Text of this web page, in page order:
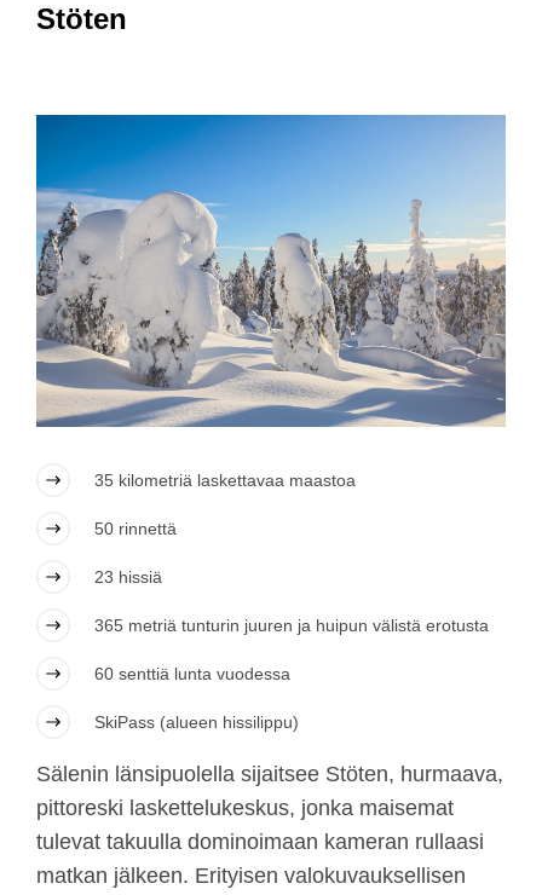
Stöten
35 kilometriä laskettavaa maastoa
50 rinnettä
23 hissiä
365 metriä tunturin juuren ja huipun välistä erotusta
60 senttiä lunta vuodessa
SkiPass (alueen hissilippu)
Sälenin länsipuolella sijaitsee Stöten, hurmaava,
pittoreski laskettelukeskus, jonka maisemat
tulevat takuulla dominoimaan kameran rullaasi
matkan jälkeen. Erityisen valokuvauksellisen